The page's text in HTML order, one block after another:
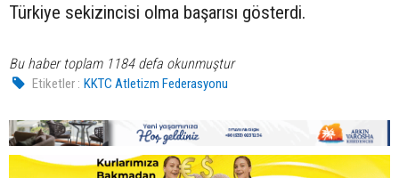
Türkiye sekizincisi olma başarısı gösterdi.
Bu haber toplam 1184 defa okunmuştur
Etiketler : KKTC Atletizm Federasyonu